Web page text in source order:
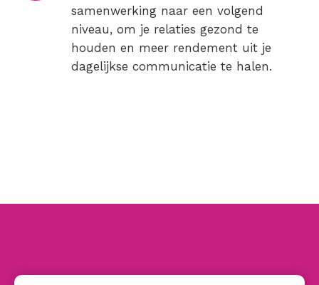
samenwerking naar een volgend
niveau, om je relaties gezond te
houden en meer rendement uit je
dagelijkse communicatie te halen.